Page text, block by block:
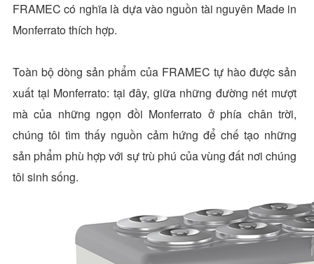
FRAMEC có nghĩa là dựa vào nguồn tài nguyên Made in
Monferrato thích hợp.
Toàn bộ dòng sản phẩm của FRAMEC tự hào được sản
xuất tại Monferrato: tại đây, giữa những đường nét mượt
mà của những ngọn đồi Monferrato ở phía chân trời,
chúng tôi tìm thấy nguồn cảm hứng để chế tạo những
sản phẩm phù hợp với sự trù phú của vùng đất nơi chúng
tôi sinh sống.